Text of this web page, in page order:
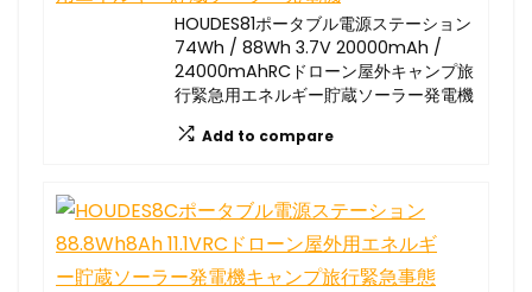
HOUDES81ポータブル電源ステーション
74Wh / 88Wh 3.7V 20000mAh /
24000mAhRCドローン屋外キャンプ旅
行緊急用エネルギー貯蔵ソーラー発電機
Add to compare